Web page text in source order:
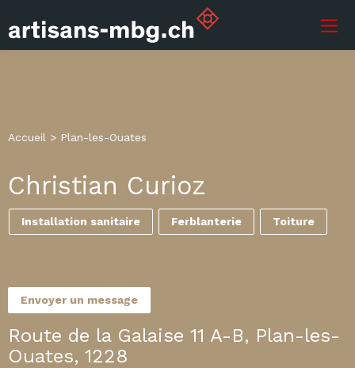
Accueil > Plan-les-Ouates
Christian Curioz
Installation sanitaire Ferblanterie Toiture
Envoyer un message
Route de la Galaise 11 A-B, Plan-les-
Ouates, 1228